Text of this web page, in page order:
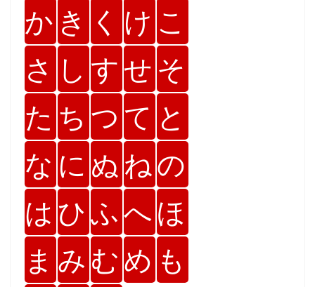
か き く け こ
さ し すせ そ
た ち つ て と
な に ぬ ねの
は ひふへほ
ま み むめ も